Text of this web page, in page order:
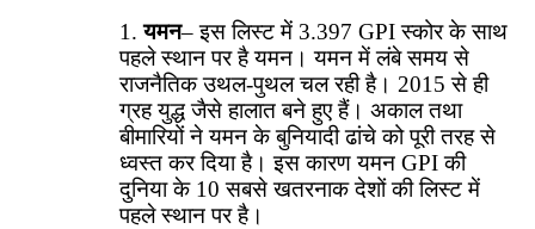
यमन– इस लिस्ट में 3.397 GPI स्कोर के साथ
पहले स्थान पर है यमन। यमन में लंबे समय से
राजनैतिक उथल-पुथल चल रही है। 2015 से ही
ग्रह युद्ध जैसे हालात बने हुए हैं। अकाल तथा
बीमारियों ने यमन के बुनियादी ढांचे को पूरी तरह से
ध्वस्त कर दिया है। इस कारण यमन GPI की
दुनिया के 10 सबसे खतरनाक देशों की लिस्ट में
पहले स्थान पर है।